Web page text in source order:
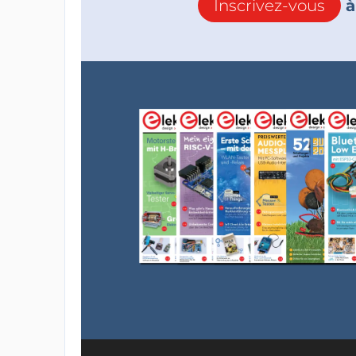
Inscrivez-vous à